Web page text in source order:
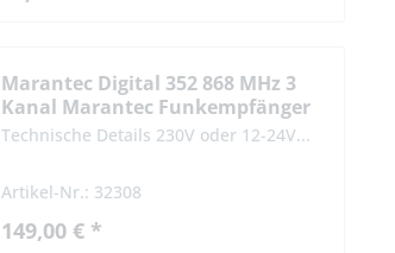
Marantec Digital 352 868 MHz 3
Kanal Marantec Funkempfänger
Technische Details 230V oder 12-24V...
Artikel-Nr.: 32308
149,00 € *